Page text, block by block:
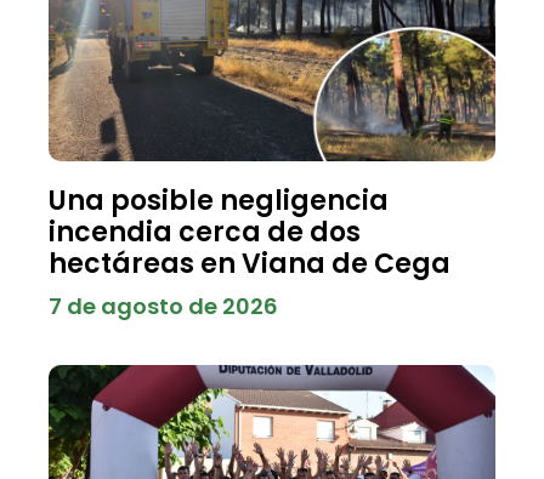
Una posible negligencia
incendia cerca de dos
hectáreas en Viana de Cega
7 de agosto de 2026